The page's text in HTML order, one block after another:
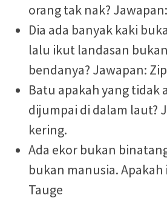
orang tak nak?
Dia ada banyak kaki
lalu ikut landasan
bendanya? Jawapan:
Batu apakah yang tidak
dijumpai di dalam laut?
kering.
Ada ekor bukan
bukan manusia. Apakah
Tauge